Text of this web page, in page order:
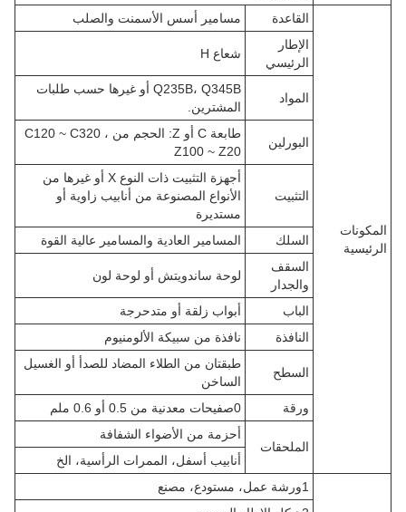
المكونات
الرئيسية
القاعدة
مسامير أسس الأسمنت والصلب
الإطار
الرئيسي
شعاع H
المواد
Q235B، Q345B أو غيرها حسب طلبات
المشترين.
البورلين
طابعة C أو Z: الحجم من C120 ~ C320 ،
Z100 ~ Z20
التثبيت
أجهزة التثبيت ذات النوع X أو غيرها من
الأنواع المصنوعة من أنابيب زاوية أو
مستديرة
السلك
المسامير العادية والمسامير عالية القوة
السقف
والجدار
لوحة ساندويتش أو لوحة لون
الباب
أبواب زلقة أو متدحرجة
النافذة
نافذة من سبيكة الألومنيوم
السطح
طبقتان من الطلاء المضاد للصدأ أو الغسيل
الساخن
ورقة
0صفيحات معدنية من 0.5 أو 0.6 ملم
الملحقات
أحزمة من الأضواء الشفافة
أنابيب أسفل، الممرات الرأسية، الخ
1ورشة عمل، مستودع، مصنع